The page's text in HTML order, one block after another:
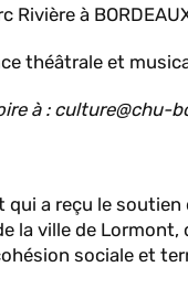
Rivière à
théâtrale et
à : culture@chu-
qui a reçu le soutien
la ville de
sociale et